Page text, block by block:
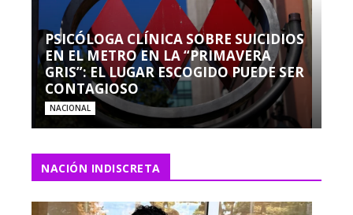
PSICÓLOGA CLÍNICA SOBRE SUICIDIOS
EN EL METRO EN LA “PRIMAVERA
GRIS”: EL LUGAR ESCOGIDO PUEDE SER
CONTAGIOSO
NACIONAL
NACIÓN INDISCRETA